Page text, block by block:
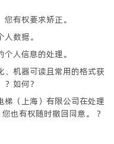
有权要求矫正。
数据。
人信息的处理。
、机器可读且常用的格式获
如何？
梯（上海）有限公司在处理
也有权随时撤回同意。 ？